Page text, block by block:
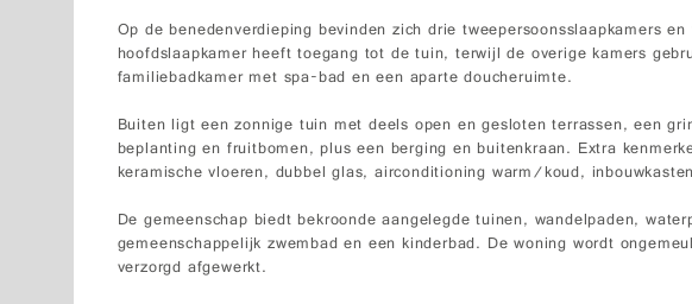
Op de benedenverdieping bevinden zich drie tweepersoonsslaapkamers
hoofdslaapkamer heeft toegang tot de tuin, terwijl de overige kamers
familiebadkamer met spa-bad en een aparte doucheruimte.
Buiten ligt een zonnige tuin met deels open en gesloten terrassen, een
beplanting en fruitbomen, plus een berging en buitenkraan. Extra
keramische vloeren, dubbel glas, airconditioning warm/koud,
De gemeenschap biedt bekroonde aangelegde tuinen, wandelpaden,
gemeenschappelijk zwembad en een kinderbad. De woning wordt
verzorgd afgewerkt.